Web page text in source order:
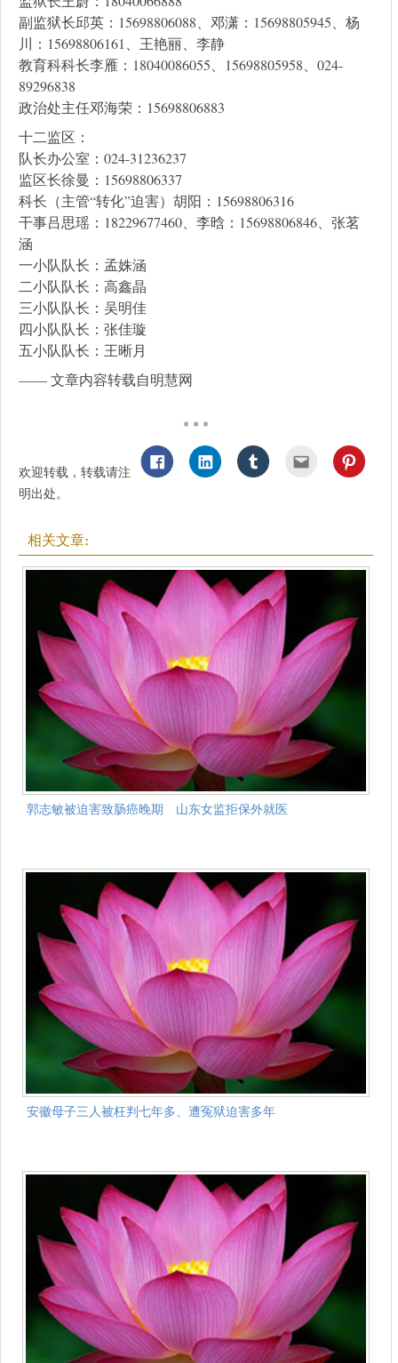
副监狱长邱英：15698806088、邓潇：15698805945、杨
川：15698806161、王艳丽、李静
教育科科长李雁：18040086055、15698805958、024-
89296838
政治处主任邓海荣：15698806883
十二监区：
队长办公室：024-31236237
监区长徐曼：15698806337
科长（主管“转化”迫害）胡阳：15698806316
干事吕思瑶：18229677460、李晗：15698806846、张茗
涵
一小队队长：孟姝涵
二小队队长：高鑫晶
三小队队长：吴明佳
四小队队长：张佳璇
五小队队长：王晰月
—— 文章内容转载自明慧网
* * *
欢迎转载，转载请注
明出处。
相关文章:
郭志敏被迫害致肠癌晚期 山东女监拒保外就医
安徽母子三人被枉判七年多、遭冤狱迫害多年